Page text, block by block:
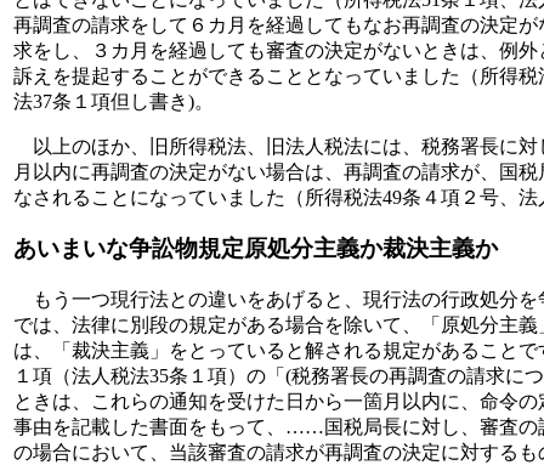
再調査の請求をして６カ月を経過してもなお再調査の決定
求をし、３カ月を経過しても審査の決定がないときは、例
訴えを提起することができることとなっていました（所得
法37条１項但し書き)。
以上のほか、旧所得税法、旧法人税法には、税務署長に
月以内に再調査の決定がない場合は、再調査の請求が、国
なされることになっていました（所得税法49条４項２号、
あいまいな争訟物規定原処分主義か裁決主義か
もう一つ現行法との違いをあげると、現行法の行政処分
では、法律に別段の規定がある場合を除いて、「原処分主
は、「裁決主義」をとっていると解される規定があること
１項（法人税法35条１項）の「(税務署長の再調査の請求に
ときは、これらの通知を受けた日から一箇月以内に、命令
事由を記載した書面をもって、……国税局長に対し、審査の
の場合において、当該審査の請求が再調査の決定に対する